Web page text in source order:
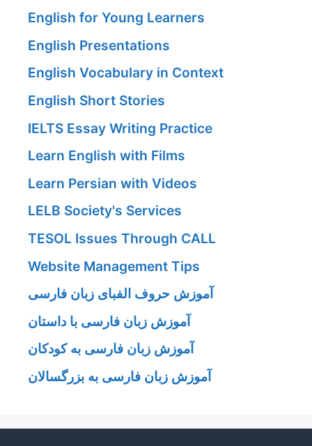
English for Young Learners
English Presentations
English Vocabulary in Context
English Short Stories
IELTS Essay Writing Practice
Learn English with Films
Learn Persian with Videos
LELB Society's Services
TESOL Issues Through CALL
Website Management Tips
آموزش حروف الفبای زبان فارسی
آموزش زبان فارسی با داستان
آموزش زبان فارسی به کودکان
آموزش زبان فارسی به بزرگسالان